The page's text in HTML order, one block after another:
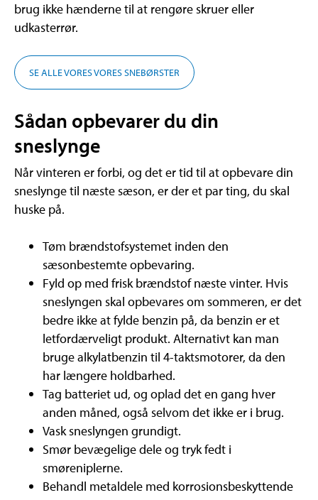
brug ikke hænderne til at rengøre skruer eller
udkasterrør.
SE ALLE VORES VORES SNEBØRSTER
Sådan opbevarer du din
sneslynge
Når vinteren er forbi, og det er tid til at opbevare din
sneslynge til næste sæson, er der et par ting, du skal
huske på.
Tøm brændstofsystemet inden den
sæsonbestemte opbevaring.
Fyld op med frisk brændstof næste vinter. Hvis
sneslyngen skal opbevares om sommeren, er det
bedre ikke at fylde benzin på, da benzin er et
letfordærveligt produkt. Alternativt kan man
bruge alkylatbenzin til 4-taktsmotorer, da den
har længere holdbarhed.
Tag batteriet ud, og oplad det en gang hver
anden måned, også selvom det ikke er i brug.
Vask sneslyngen grundigt.
Smør bevægelige dele og tryk fedt i
smøreniplerne.
Behandl metaldele med korrosionsbeskyttende